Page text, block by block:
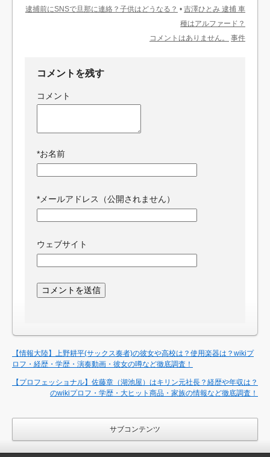
逮捕前にSNSで旦那に連絡？子供はどうなる？ • 吉澤ひとみ 逮捕 車
種はアルファード？
コメントはありません。
事件
コメントを残す
コメント
*お名前
*メールアドレス（公開されません）
ウェブサイト
【情報大陸】上野耕平(サックス奏者)の彼女や高校は？使用楽器は？wikiプ
ロフ・経歴・学歴・演奏動画・彼女の噂など徹底調査！
【プロフェッショナル】佐藤章（湖池屋）はキリン元社長？経歴や年収は？
のwikiプロフ・学歴・大ヒット商品・家族の情報など徹底調査！
サブコンテンツ